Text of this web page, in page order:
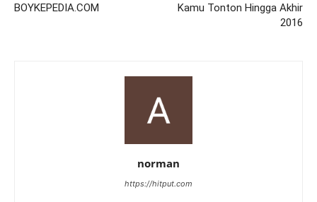
BOYKEPEDIA.COM
Kamu Tonton Hingga Akhir
2016
norman
https://hitput.com